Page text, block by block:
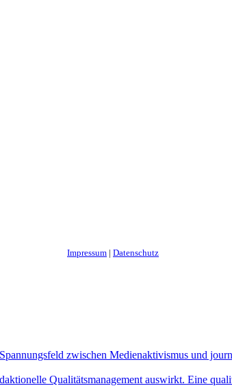
Impressum | Datenschutz
zwischen Medienaktivismus und
Qualitätsmanagement auswirkt. Eine